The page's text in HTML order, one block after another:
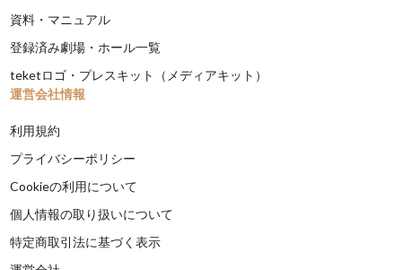
資料・マニュアル
登録済み劇場・ホール一覧
teketロゴ・プレスキット（メディアキット）
運営会社情報
利用規約
プライバシーポリシー
Cookieの利用について
個人情報の取り扱いについて
特定商取引法に基づく表示